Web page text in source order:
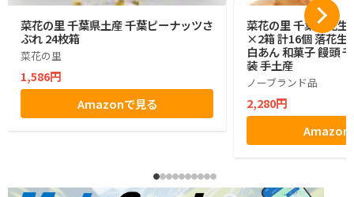
菜花の里 千葉県土産 千葉ピーナッツさ
ぶれ 24枚箱
菜花の里
1,586円
Amazonで見る
菜花の里 千葉落花生
×2箱 計16個 落花生
白あん 和菓子 饅頭
装 手土産
ノーブランド品
2,280円
Amazon